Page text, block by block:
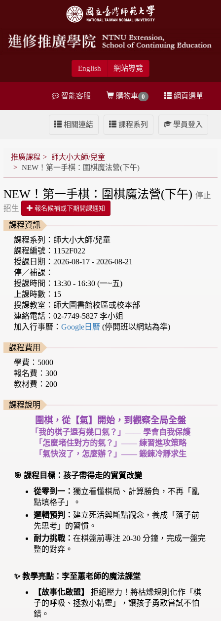
English 網站導覽
網頁選單
購物車 0
智能客服
學員登入
課程系列
相關連結
推廣課程
師大小大師/兒童
NEW！第一手棋：圍棋魔法營(下午)
NEW！第一手棋：圍棋魔法營(下午) 停止
招生
報名候補或下期開課通知
課程資訊
課程系列：師大小大師/兒童
課程編號：1152F022
授課日期：2026-08-17 - 2026-08-21
停／補課：
授課時間：13:30 - 16:30 (一~五)
上課時數：15
授課教室：師大圖書館校區或校本部
連絡電話：02-7749-5827 李小姐
加入行事曆：Google日曆(停開班以網站為準)
課程費用
學費：5000
報名費：300
教材費：200
課程說明
圍棋，從【氣】開始，到 觀察全局全盤
「我的棋子還有幾口氣？」—— 學會自我保護
「怎麼堵住對方的氣？」—— 練習進攻策略
「氣快沒了，怎麼辦？」—— 鍛鍊冷靜求生
🎯 課程目標：孩子帶得走的實質改變
從零到一：獨立看懂棋局、計算勝負，不再「亂
點填格子」。
邏輯預判： 建立死活與斷點觀念，養成「落子前
先思考」的習慣。
耐力挑戰：在棋盤前專注 20-30 分鐘，完成一盤完
整的對弈。
✨ 教學亮點：李至蕙老師的魔法課堂
【故事化啟盟】
拒絕壓力！將枯燥規則化作「棋
子的呼吸、拯救小精靈」，讓孩子勇敢嘗試不怕
錯。